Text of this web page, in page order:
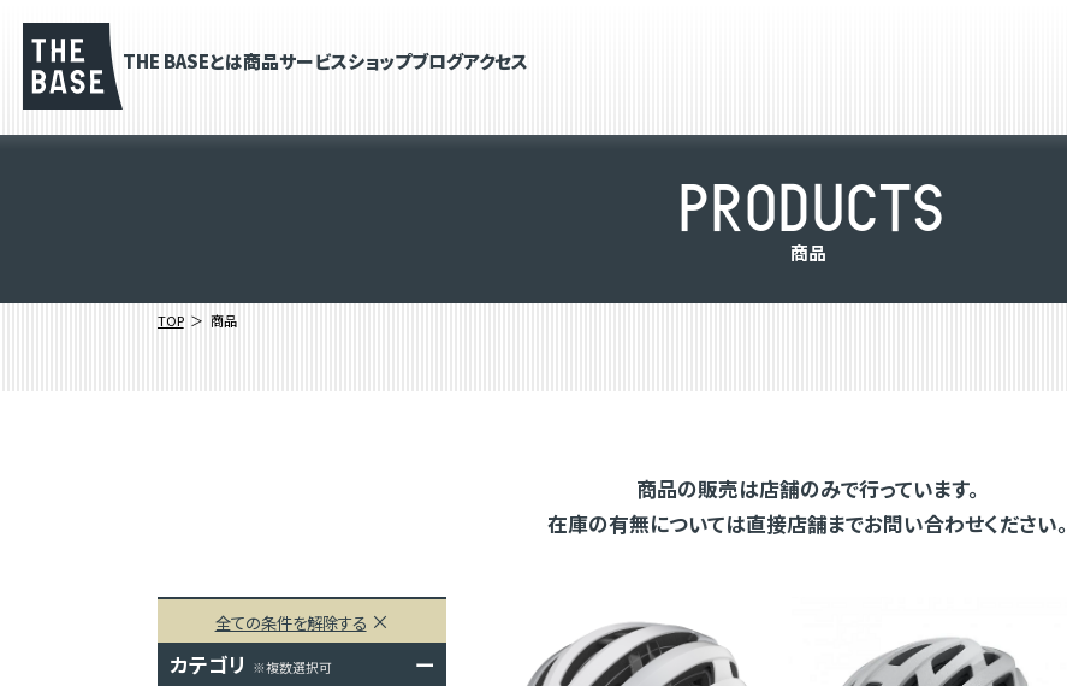
THE BASEとは商品サービスショップブログアクセス
PRODUCTS
商品
TOP 商品
商品の販売は店舗のみで行っています。
在庫の有無については直接店舗までお問い合わせください。
全ての条件を解除する
カテゴリ ※複数選択可 ー